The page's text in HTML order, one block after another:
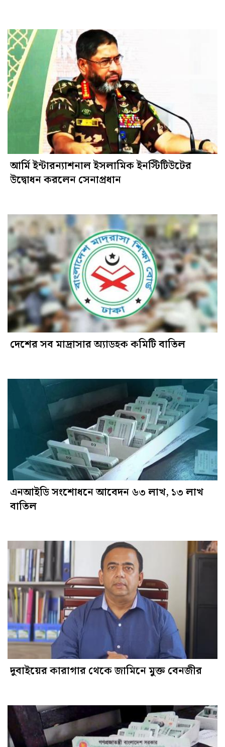
আর্মি ইন্টারন্যাশনাল ইসলামিক ইনস্টিটিউটের
উদ্বোধন করলেন সেনাপ্রধান
দেশের সব মাদ্রাসার অ্যাডহক কমিটি বাতিল
এনআইডি সংশোধনে আবেদন ৬৩ লাখ, ১৩ লাখ
বাতিল
দুবাইয়ের কারাগার থেকে জামিনে মুক্ত বেনজীর